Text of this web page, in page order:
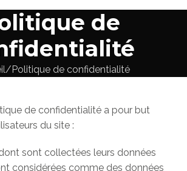
de
Politique de confidentialité
de confidentialité a pour but
du site :
sont collectées leurs données
considérées comme des données